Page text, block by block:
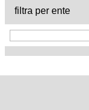
filtra per ente